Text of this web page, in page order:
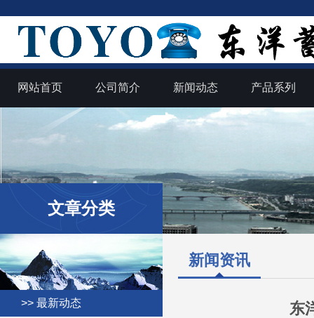
网站首页 公司简介 新闻动态 产品系列
文章分类
>> 最新动态
新闻资讯
东